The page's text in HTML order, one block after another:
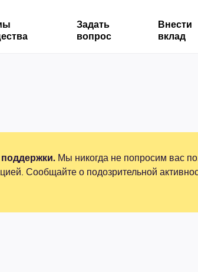
Задать
вопрос
Внести
вклад
Мы никогда не попросим вас
Сообщайте о подозрительной